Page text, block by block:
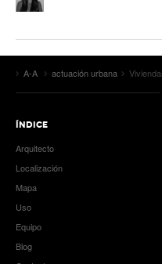
A-A actuación urbana
ÍNDICE
Arquitecto
Localización
Mapa
Uso
Equipo
Blog